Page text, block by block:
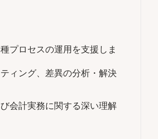
プロセスの運用を支援しま
ィング、差異の分析・解決
会計実務に関する深い理解